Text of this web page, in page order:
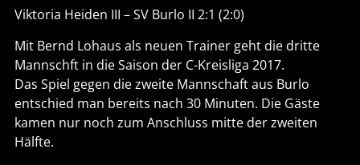
Viktoria Heiden III – SV Burlo II 2:1 (2:0)
Mit Bernd Lohaus als neuen Trainer geht die dritte
Mannschft in die Saison der C-Kreisliga 2017.
Das Spiel gegen die zweite Mannschaft aus Burlo
entschied man bereits nach 30 Minuten. Die Gäste
kamen nur noch zum Anschluss mitte der zweiten
Hälfte.